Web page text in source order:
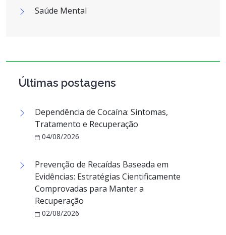
Saúde Mental
Últimas postagens
Dependência de Cocaína: Sintomas,
Tratamento e Recuperação
04/08/2026
Prevenção de Recaídas Baseada em
Evidências: Estratégias Cientificamente
Comprovadas para Manter a
Recuperação
02/08/2026